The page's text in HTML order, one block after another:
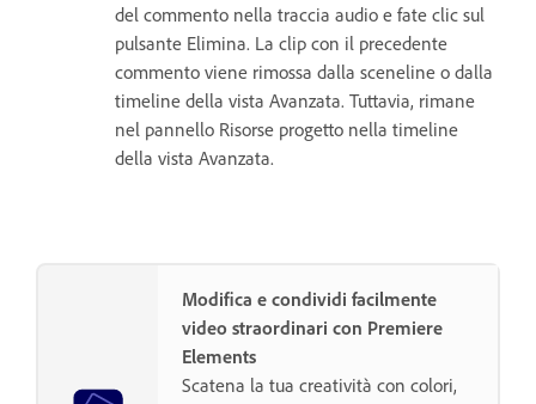
del commento nella traccia audio e fate clic sul
pulsante Elimina. La clip con il precedente
commento viene rimossa dalla sceneline o dalla
timeline della vista Avanzata. Tuttavia, rimane
nel pannello Risorse progetto nella timeline
della vista Avanzata.
Modifica e condividi facilmente
video straordinari con Premiere
Elements
Scatena la tua creatività con colori,